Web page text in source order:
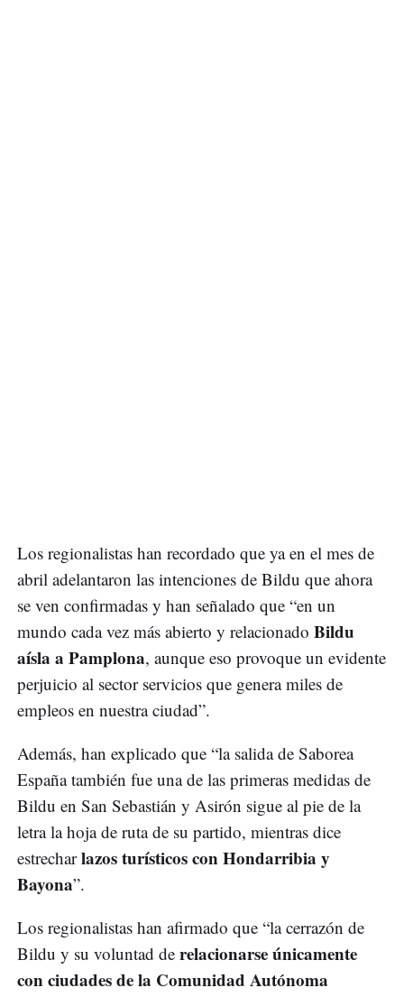
Los regionalistas han recordado que ya en el mes de
abril adelantaron las intenciones de Bildu que ahora
se ven confirmadas y han señalado que “en un
mundo cada vez más abierto y relacionado Bildu
aísla a Pamplona, aunque eso provoque un evidente
perjuicio al sector servicios que genera miles de
empleos en nuestra ciudad”.
Además, han explicado que “la salida de Saborea
España también fue una de las primeras medidas de
Bildu en San Sebastián y Asirón sigue al pie de la
letra la hoja de ruta de su partido, mientras dice
estrecharlazos turísticos con Hondarribia y
Bayona”.
Los regionalistas han afirmado que “la cerrazón de
Bildu y su voluntad de relacionarse únicamente
con ciudades de la Comunidad Autónoma